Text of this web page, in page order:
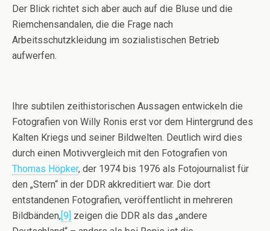
Der Blick richtet sich aber auch auf die Bluse und die
Riemchensandalen, die die Frage nach
Arbeitsschutzkleidung im sozialistischen Betrieb
aufwerfen.
Ihre subtilen zeithistorischen Aussagen entwickeln die
Fotografien von Willy Ronis erst vor dem Hintergrund des
Kalten Kriegs und seiner Bildwelten. Deutlich wird dies
durch einen Motivvergleich mit den Fotografien von
Thomas Höpker, der 1974 bis 1976 als Fotojournalist für
den „Stern“ in der DDR akkreditiert war. Die dort
entstandenen Fotografien, veröffentlicht in mehreren
Bildbänden, [9] zeigen die DDR als das „andere